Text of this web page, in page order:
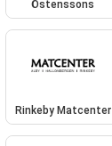
Östenssons
Rinkeby Matcenter